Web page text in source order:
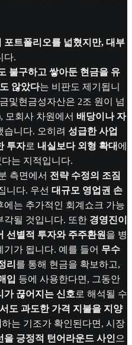
트폴리오를 넓혔지만, 대부
다.
불구하고 쌓아둔 현금을 유
않았다는 비판도 제기됩니
및현금성자산은 2조 원이 넘
모회사 차원에서 배당이나 자
습니다. 오히려 성급한 사업
투자로 내실보다 외형 확대 에
는 지적입니다.
측면에서 전략 수정의 조짐
니다. 우선 대규모 영업권 손
에는 추가적인 회계쇼크 가능
각될 것입니다. 또한 경영진이
선별적 투자와 주주환원을 병
가 됩니다. 예를 들어 무수
리 를 통해 현금을 확보하고,
입 등에 사용한다면, 그동안
가 끊어지는 신호로 해석될 수
도 과도한 가격 지불을 지양
하는 기조가 확인된다면, 시장
을 긍정적 턴어라운드 사인으